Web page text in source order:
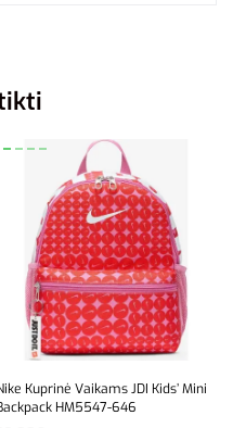
Kuprinė Vaikams JDI Kids’ Mini
HM5547-646